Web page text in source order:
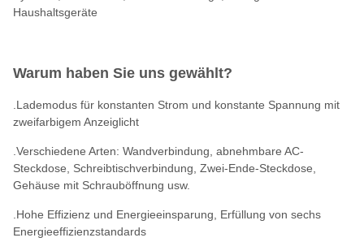
Haushaltsgeräte
Warum haben Sie uns gewählt?
.Lademodus für konstanten Strom und konstante Spannung mit
zweifarbigem Anzeiglicht
.Verschiedene Arten: Wandverbindung, abnehmbare AC-
Steckdose, Schreibtischverbindung, Zwei-Ende-Steckdose,
Gehäuse mit Schrauböffnung usw.
.Hohe Effizienz und Energieeinsparung, Erfüllung von sechs
Energieeffizienzstandards